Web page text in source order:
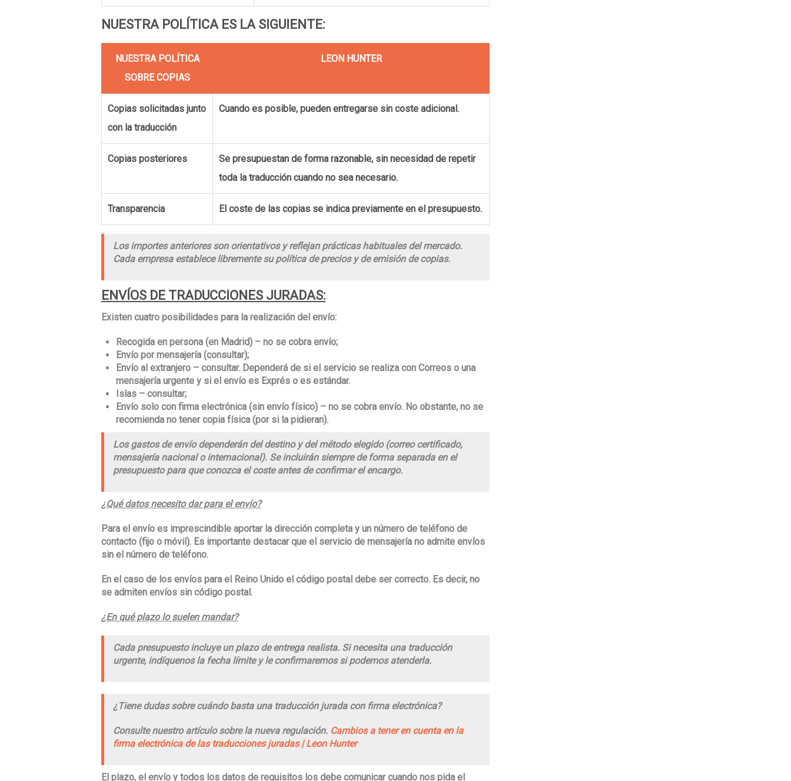
NUESTRA POLÍTICA ES LA SIGUIENTE:
NUESTRA POLÍTICA
SOBRE COPIAS
LEON HUNTER
Copias solicitadas junto
con la traducción
Cuando es posible, pueden entregarse sin coste adicional.
Copias posteriores
Se presupuestan de forma razonable, sin necesidad de repetir
toda la traducción cuando no sea necesario.
Transparencia El coste de las copias se indica previamente en el presupuesto.
Los importes anteriores son orientativos y reflejan prácticas habituales del mercado.
Cada empresa establece libremente su política de precios y de emisión de copias.
ENVÍOS DE TRADUCCIONES JURADAS:
Existen cuatro posibilidades para la realización del envío:
Recogida en persona (en Madrid) – no se cobra envío;
Envío por mensajería (consultar);
Envío al extranjero – consultar. Dependerá de si el servicio se realiza con Correos o una
mensajería urgente y si el envío es Exprés o es estándar.
Islas – consultar;
Envío solo con firma electrónica (sin envío físico) – no se cobra envío. No obstante, no se
recomienda no tener copia física (por si la pidieran).
Los gastos de envío dependerán del destino y del método elegido (correo certificado,
mensajería nacional o internacional). Se incluirán siempre de forma separada en el
presupuesto para que conozca el coste antes de confirmar el encargo.
¿Qué datos necesito dar para el envío?
Para el envío es imprescindible aportar la dirección completa y un número de teléfono de
contacto (fijo o móvil). Es importante destacar que el servicio de mensajería no admite envíos
sin el número de teléfono.
En el caso de los envíos para el Reino Unido el código postal debe ser correcto. Es decir, no
se admiten envíos sin código postal.
¿En qué plazo lo suelen mandar?
Cada presupuesto incluye un plazo de entrega realista. Si necesita una traducción
urgente, indíquenos la fecha límite y le confirmaremos si podemos atenderla.
¿Tiene dudas sobre cuándo basta una traducción jurada con firma electrónica?
Consulte nuestro artículo sobre la nueva regulación. Cambios a tener en cuenta en la
firma electrónica de las traducciones juradas | Leon Hunter
El plazo, el envío y todos los datos de requisitos los debe comunicar cuando nos pida el